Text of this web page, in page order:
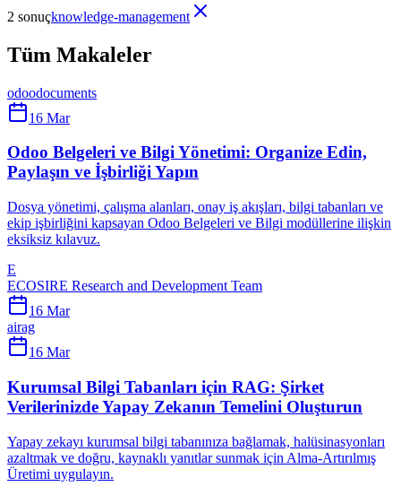
2 sonuçknowledge-management
Tüm Makaleler
odoodocuments
16 Mar
Odoo Belgeleri ve Bilgi Yönetimi: Organize Edin,
Paylaşın ve İşbirliği Yapın
Dosya yönetimi, çalışma alanları, onay iş akışları, bilgi tabanları ve
ekip işbirliğini kapsayan Odoo Belgeleri ve Bilgi modüllerine ilişkin
eksiksiz kılavuz.
E
ECOSIRE Research and Development Team
16 Mar
airag
16 Mar
Kurumsal Bilgi Tabanları için RAG: Şirket
Verilerinizde Yapay Zekanın Temelini Oluşturun
Yapay zekayı kurumsal bilgi tabanınıza bağlamak, halüsinasyonları
azaltmak ve doğru, kaynaklı yanıtlar sunmak için Alma-Artırılmış
Üretimi uygulayın.